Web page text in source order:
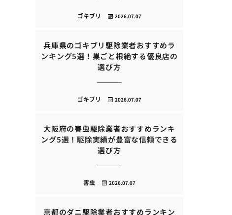
2026.07.07
ゴキブリ
兵庫県のゴキブリ駆除業者おすすめラ
ンキング5選！巣ごと根絶する優良店の
選び方
2026.07.07
ゴキブリ
大阪府の害虫駆除業者おすすめランキ
ング5選！駆除実績が豊富な信頼できる
選び方
2026.07.07
害虫
京都のダニ駆除業者おすすめランキン